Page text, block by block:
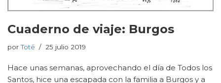
Cuaderno de viaje: Burgos
porToté 25 julio 2019
Hace unas semanas, aprovechando el día de Todos los
Santos, hice una escapada con la familia a Burgos y a